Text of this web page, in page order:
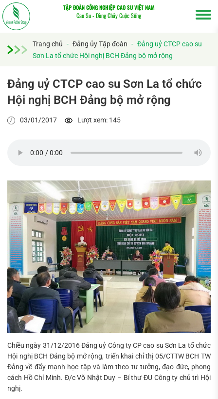
TẬP ĐOÀN CÔNG NGHIỆP CAO SU VIỆT NAM
Cao Su - Dòng Chảy Cuộc Sống
Trang chủ - Đảng ủy Tập đoàn - Đảng uỷ CTCP cao su
Sơn La tổ chức Hội nghị BCH Đảng bộ mở rộng
Đảng uỷ CTCP cao su Sơn La tổ chức
Hội nghị BCH Đảng bộ mở rộng
03/01/2017 Lượt xem: 145
Chiều ngày 31/12/2016 Đảng uỷ Công ty CP cao su Sơn La tổ chức
Hội nghị BCH Đảng bộ mở rộng, triển khai chỉ thị 05/CTTW BCH TW
Đảng về đẩy mạnh học tập và làm theo tư tưởng, đạo đức, phong
cách Hồ Chí Minh. Đ/c Võ Nhật Duy – Bí thư ĐU Công ty chủ trì Hội
nghị.